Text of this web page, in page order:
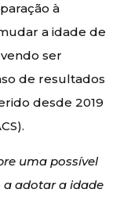
à
a idade de
ser
de resultados
desde 2019
uma possível
adotar a idade